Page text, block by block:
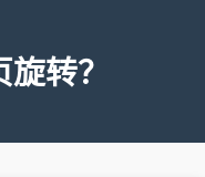
转？